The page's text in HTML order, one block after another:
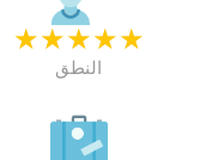
★
★
★
★
★
النطق